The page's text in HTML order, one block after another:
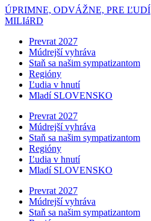
ÚPRIMNE, ODVÁŽNE, PRE ĽUDÍ
MILIáRD
Prevrat 2027
Múdrejší vyhráva
Staň sa našim sympatizantom
Regióny
Ľudia v hnutí
Mladí SLOVENSKO
Prevrat 2027
Múdrejší vyhráva
Staň sa našim sympatizantom
Regióny
Ľudia v hnutí
Mladí SLOVENSKO
Prevrat 2027
Múdrejší vyhráva
Staň sa našim sympatizantom